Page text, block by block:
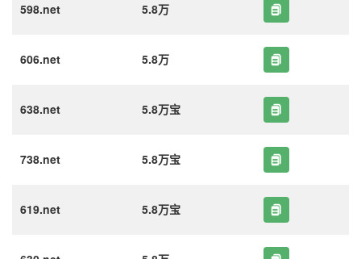
598.net 5.8万
606.net 5.8万
638.net 5.8万宝
738.net 5.8万宝
619.net 5.8万宝